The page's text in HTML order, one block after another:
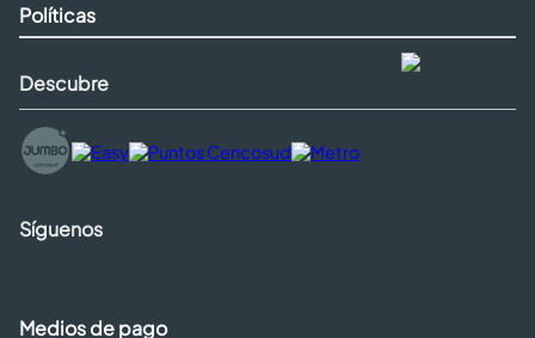
Políticas
Descubre
Síguenos
Medios de pago